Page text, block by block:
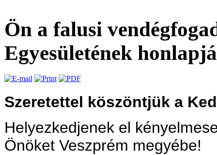
Ön a falusi
Egyesületének
Szeretettel köszöntjük a
Helyezkedjenek el
Önöket Veszprém megyébe!